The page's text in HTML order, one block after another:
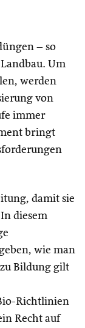
– so
Um
werden
von
immer
bringt
damit sie
diesem
wie man
Bildung gilt
Richtlinien
Recht auf